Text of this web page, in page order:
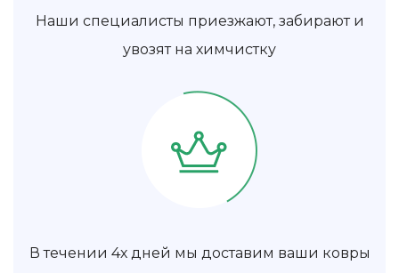
Наши специалисты приезжают, забирают и
увозят на химчистку
В течении 4х дней мы доставим ваши ковры